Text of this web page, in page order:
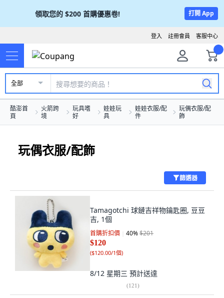
領取您的 $200 首購優惠卷! 打開 App
客服中心
註冊會員
登入
全部
酷澎首
頁
火箭跨
境
玩具嗜
好
娃娃玩
具
娃娃衣服/配
件
玩偶衣服/配
飾
玩偶衣服/配飾
篩選器
Tamagotchi 球鏈吉祥物鑰匙圈, 豆豆
吉, 1個
首購折扣價 40%$201
$120
($120.00/1個)
8/12 星期三 預計送達
(121)